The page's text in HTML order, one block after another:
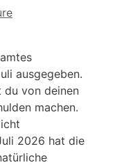
ausgegeben.
du von deinen
machen.
2026 hat die